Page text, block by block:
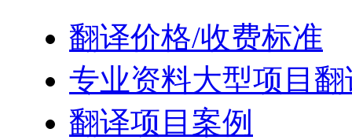
翻译价格/收费标准
专业资料大型项目翻
翻译项目案例